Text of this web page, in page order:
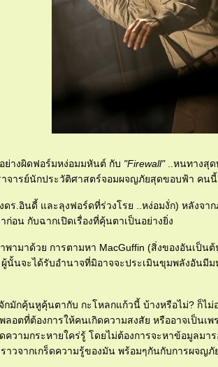
ย่างผิดฟอร์มหง่อมมหันต์ กับ "Firewall"..หนทางสุด
าจารย์นักประวัติศาสตร์จอมผจญภัยสุดขอบฟ้า คน
ร.อินดี้ และลุงฟอร์ดที่ร่วงโรย ..หง่อมงั่ก) หลังจ
อน กับฉากเปิดเรื่องที่คุ้นตาเป็นอย่างยิ่ง
มาด้วย การตามหา MacGuffin (สิ่งของอันเป็น
นั้นจะได้รับอำนาจที่มิอาจจะประเมินขุมพลังอันมี
กมักคุ้นหูคุ้นตากับ กะโหลกแก้วนี้ บ้างหรือไม่? ก็ไ
อตที่ต้องการให้คนเกิดความสงสัย หรืออาจเป็นเ
ความกระหายใคร่รู้ โดยไม่ต้องการจะหาข้อมูลม
ราวจากเกร็ดความรู้ของมัน พร้อมๆกันกับการผจญภั